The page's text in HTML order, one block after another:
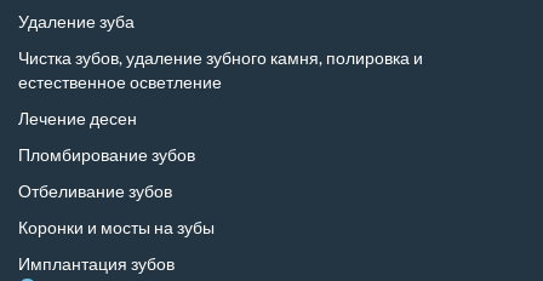
Удаление зуба
Чистка зубов, удаление зубного камня, полировка и
естественное осветление
Лечение десен
Пломбирование зубов
Отбеливание зубов
Коронки и мосты на зубы
Имплантация зубов